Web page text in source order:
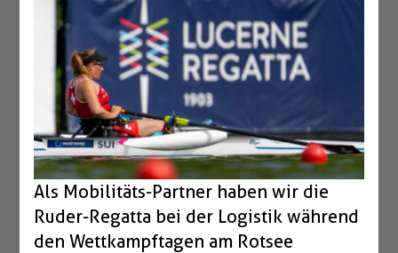
Boxen
Zubehör / Sonstiges
Zubehör Schlösser
Als Mobilitäts-Partner haben wir die
Ruder-Regatta bei der Logistik während
den Wettkampftagen am Rotsee